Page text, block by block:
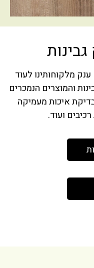
מלקוחותינו לעוד
והמוצרים הנמכרים
איכות מעמיקה
ועוד.